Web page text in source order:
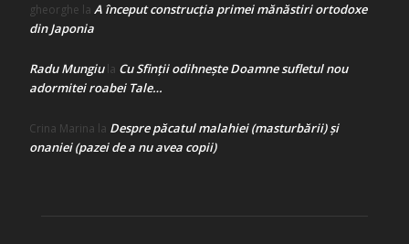
gheorghe la A început construcţia primei mănăstiri ortodoxe
din Japonia
Radu Mungiula Cu Sfinții odihnește Doamne sufletul nou
adormitei roabei Tale…
Crina Marina la Despre păcatul malahiei (masturbării) şi
onaniei (pazei de a nu avea copii)